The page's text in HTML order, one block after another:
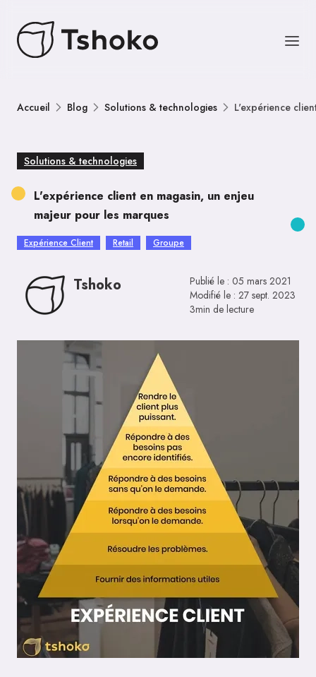
Accueil Blog Solutions & technologies L'expérience
Solutions & technologies
L'expérience client en magasin, un enjeu
majeur pour les marques
Expérience Client Retail Groupe
Tshoko Publié le : 05 mars 2021
Modifié le : 27 sept. 2023
3min de lecture